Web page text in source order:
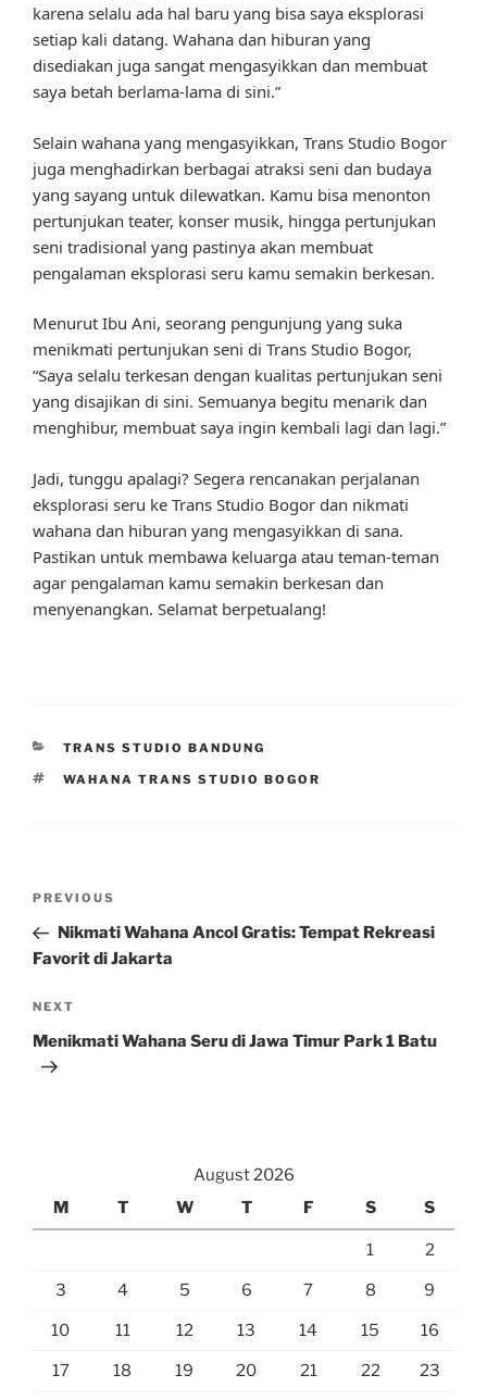
karena selalu ada hal baru yang bisa saya eksplorasi
setiap kali datang. Wahana dan hiburan yang
disediakan juga sangat mengasyikkan dan membuat
saya betah berlama-lama di sini.”
Selain wahana yang mengasyikkan, Trans Studio Bogor
juga menghadirkan berbagai atraksi seni dan budaya
yang sayang untuk dilewatkan. Kamu bisa menonton
pertunjukan teater, konser musik, hingga pertunjukan
seni tradisional yang pastinya akan membuat
pengalaman eksplorasi seru kamu semakin berkesan.
Menurut Ibu Ani, seorang pengunjung yang suka
menikmati pertunjukan seni di Trans Studio Bogor,
“Saya selalu terkesan dengan kualitas pertunjukan seni
yang disajikan di sini. Semuanya begitu menarik dan
menghibur, membuat saya ingin kembali lagi dan lagi.”
Jadi, tunggu apalagi? Segera rencanakan perjalanan
eksplorasi seru ke Trans Studio Bogor dan nikmati
wahana dan hiburan yang mengasyikkan di sana.
Pastikan untuk membawa keluarga atau teman-teman
agar pengalaman kamu semakin berkesan dan
menyenangkan. Selamat berpetualang!
CATEGORIES
TRANS STUDIO BANDUNG
TAGS
WAHANA TRANS STUDIO BOGOR
Previous
Post
PREVIOUS
Nikmati Wahana Ancol Gratis: Tempat Rekreasi
Favorit di Jakarta
Next
Post
NEXT
Menikmati Wahana Seru di Jawa Timur Park 1 Batu
August 2026
M
T W T F S S
1 2
3 4 5 6 7 8 9
10 11 12 13 14 15 16
17 18 19 20 21 22 23